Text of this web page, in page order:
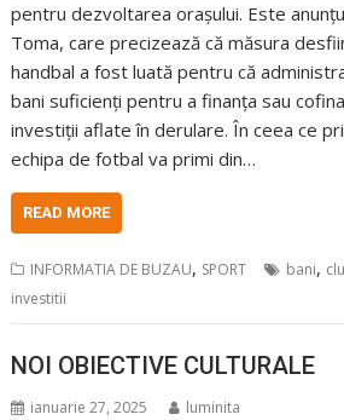
pentru dezvoltarea orașului. Este
Toma, care precizează că măsura
handbal a fost luată pentru că
bani suficienți pentru a finanța sau
investiții aflate în derulare. În ceea ce
echipa de fotbal va primi din…
READ MORE
INFORMATIA DE BUZAU, SPORT bani,
investitii
NOI OBIECTIVE CULTURALE
ianuarie 27, 2025 luminita